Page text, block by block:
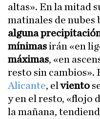
altas». En la mitad
matinales de nubes
alguna
mínimasirán «en
máximas, «en
resto sin cambios».
Alicante, elviento
y en el resto, «flojo
la mañana,